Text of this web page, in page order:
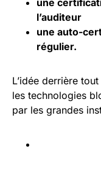
une
l’auditeur
une auto-
régulier.
L’idée derrière
les technologies
par les grandes